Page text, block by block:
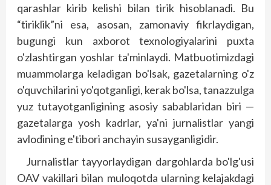
qarashlar kirib kelishi bilan tirik hisoblanadi. Bu
“tiriklik”ni esa, asosan, zamonaviy fikrlaydigan,
bugungi kun axborot texnologiyalarini puxta
o'zlashtirgan yoshlar ta'minlaydi. Matbuotimizdagi
muammolarga keladigan bo'lsak, gazetalarning o'z
o'quvchilarini yo'qotganligi, kerak bo'lsa, tanazzulga
yuz tutayotganligining asosiy sabablaridan biri —
gazetalarga yosh kadrlar, ya'ni jurnalistlar yangi
avlodining e'tibori anchayin susayganligidir.
Jurnalistlar tayyorlaydigan dargohlarda bo'lg'usi
OAV vakillari bilan muloqotda ularning kelajakdagi